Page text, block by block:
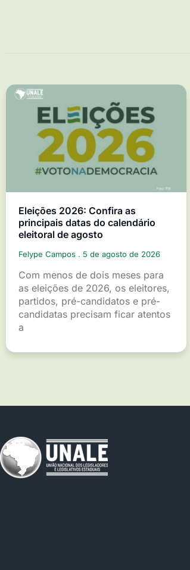
Eleições 2026: Confira as
principais datas do calendário
eleitoral de agosto
Felype Campos 5 de agosto de 2026
Com menos de dois meses para
as eleições de 2026, os eleitores,
partidos, pré-candidatos e pré-
candidatas precisam ficar atentos
a